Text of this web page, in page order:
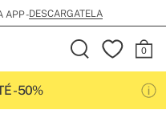
APP -DESCARGATELA
-50%